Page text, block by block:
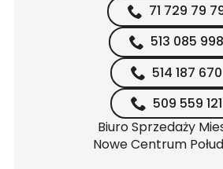
71 729 79
513 085 998
514 187 670
509 559 121
Biuro Sprzedaży
Nowe Centrum